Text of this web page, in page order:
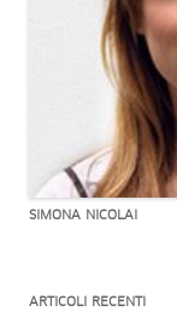
SIMONA NICOLAI
ARTICOLI RECENTI